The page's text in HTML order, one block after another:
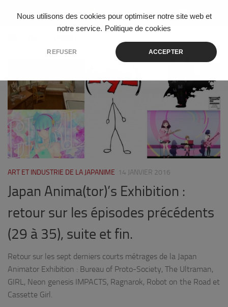
Nous utilisons des cookies pour optimiser notre site web et
notre service. Politique de cookies
REFUSER ACCEPTER
Skip to content
ART ET INDUSTRIE DE LA JAPANIME 14 JANVIER 2016
Japan Anima(tor)’s Exhibition :
retour sur les épisodes précédents
(29 à 35), suite et fin.
Retour sur les sept derniers courts métrages de la Japan
Animator Exhibition : Bureau of Proto-Society, The Ultraman,
GIRL, Neon genesis IMPACTS, Ragnarok, Robot on the Road et
Cassette Girl.